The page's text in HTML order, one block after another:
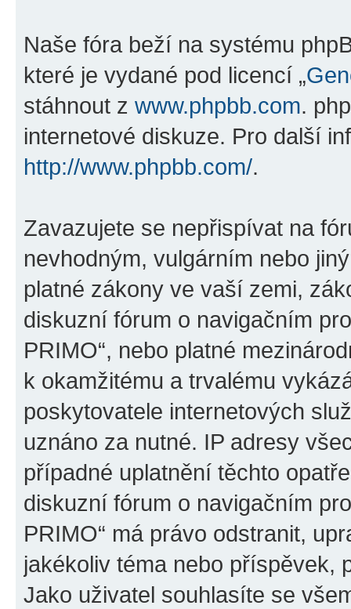
Naše fóra beží na systému
které je vydané pod licencí „
stáhnout z www.phpbb.com.
internetové diskuze. Pro další
http://www.phpbb.com/.
Zavazujete se nepřispívat na
nevhodným, vulgárním nebo
platné zákony ve vaší zemi,
diskuzní fórum o navigačním
PRIMO“, nebo platné
k okamžitému a trvalému
poskytovatele internetových
uznáno za nutné. IP adresy
případné uplatnění těchto
diskuzní fórum o navigačním
PRIMO“ má právo odstranit,
jakékoliv téma nebo příspěvek,
Jako uživatel souhlasíte se